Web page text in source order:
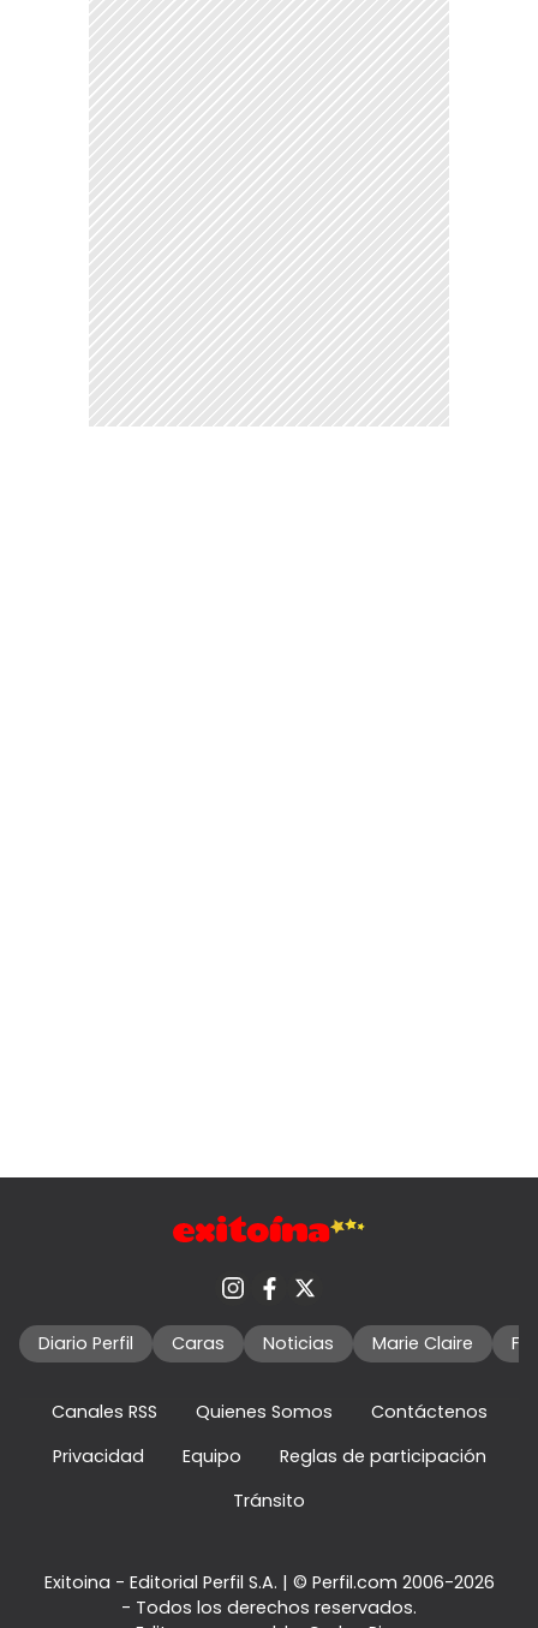
Diario Perfil Caras Noticias Marie Claire
Canales RSS Quienes Somos
Contáctenos
Privacidad
Equipo
Reglas de participación
Tránsito
Exitoina - Editorial Perfil S.A. | © Perfil.com 2006-2026
- Todos los derechos reservados.